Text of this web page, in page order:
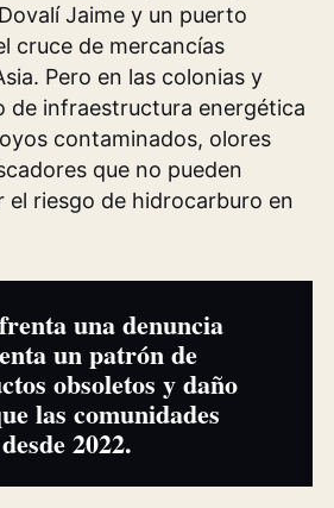
Jaime y un puerto
cruce de mercancías
Pero en las colonias y
de infraestructura energética
contaminados, olores
que no pueden
riesgo de hidrocarburo en
una denuncia
un patrón de
obsoletos y daño
las comunidades
2022.